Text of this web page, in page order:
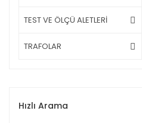
TEST VE ÖLÇÜ ALETLERİ
TRAFOLAR
Hızlı Arama